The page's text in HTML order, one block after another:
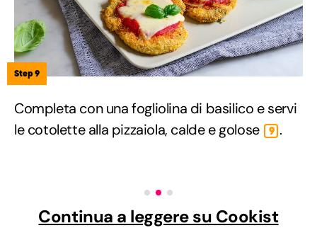
Step 9
Completa con una fogliolina di basilico e servi
le cotolette alla pizzaiola, calde e golose
9 .
Continua a leggere su Cookist